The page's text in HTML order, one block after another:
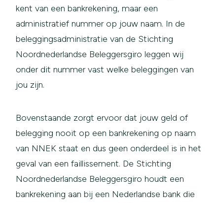
kent van een bankrekening, maar een
administratief nummer op jouw naam. In de
beleggingsadministratie van de Stichting
Noordnederlandse Beleggersgiro leggen wij
onder dit nummer vast welke beleggingen van
jou zijn.
Bovenstaande zorgt ervoor dat jouw geld of
belegging nooit op een bankrekening op naam
van NNEK staat en dus geen onderdeel is in het
geval van een faillissement. De Stichting
Noordnederlandse Beleggersgiro houdt een
bankrekening aan bij een Nederlandse bank die